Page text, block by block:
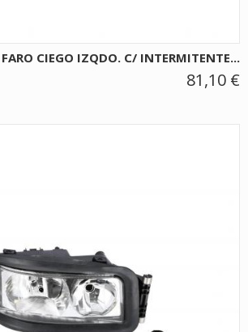
FARO CIEGO IZQDO. C/ INTERMITENTE...
81,10 €